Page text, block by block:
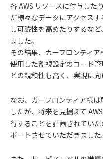
各 AWS リソースに付与した
だ様々なデータにアクセス
し可読性を高めたりするな
ました。
その結果、カーフロンティ
使用した監視設定のコード
との親和性も高く、実現に
なお、カーフロンティア様
したが、将来を見据えて
行することを計画されてい
ポートさせていただきました